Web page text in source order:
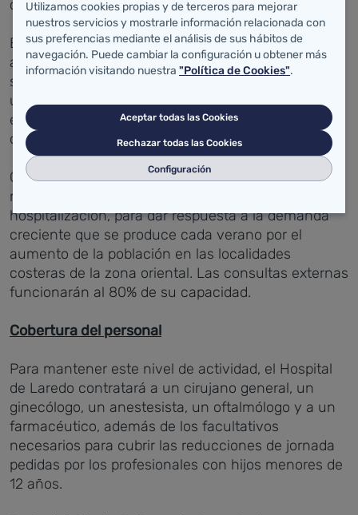
camas de 22-24 a 12-14, de julio a septiembre.
En el Hospital Comarcal de Laredo, permanecerán
activos, entre junio y septiembre, 18 quirófanos
semanales (6 más que el año pasado), aunque con
una capacidad potencial máxima de 20 (5 más que
el año pasado), lo que supone una programación
del 90%.
Como en años anteriores, el Hospital de Laredo
mantiene abiertas todas sus camas de
hospitalización, para dar respuesta a la demanda
creciente que se produce cada verano por el
aumento de la población en las localidades
costeras de la zona oriental. Las consultas externas
funcionarán al 80% de su capacidad.
Cobertura del personal
Para mantener este nivel de actividad, el Hospital
de Laredo contratará a un cirujano general, un
ginecólogo, un anestesista, un oftalmólogo y a un
farmacéutico, además de los facultativos
necesarios para cubrir las reducciones de jornada
pedidas por los profesionales con hijos menores de
12 años.
Utilizamos cookies propias y de terceros para mejorar
nuestros servicios y mostrarle información relacionada con
sus preferencias mediante el análisis de sus hábitos de
navegación. Puede cambiar la configuración u obtener más
información visitando nuestra "Política de Cookies".
Aceptar todas las Cookies
Rechazar todas las Cookies
Configuración